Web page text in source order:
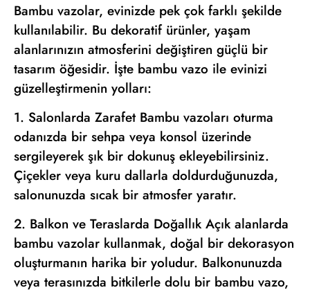
Bambu vazolar, evinizde pek çok farklı şekilde
kullanılabilir. Bu dekoratif ürünler, yaşam
alanlarınızın atmosferini değiştiren güçlü bir
tasarım öğesidir. İşte bambu vazo ile evinizi
güzelleştirmenin yolları:
1. Salonlarda Zarafet Bambu vazoları oturma
odanızda bir sehpa veya konsol üzerinde
sergileyerek şık bir dokunuş ekleyebilirsiniz.
Çiçekler veya kuru dallarla doldurduğunuzda,
salonunuzda sıcak bir atmosfer yaratır.
2. Balkon ve Teraslarda Doğallık Açık alanlarda
bambu vazolar kullanmak, doğal bir dekorasyon
oluşturmanın harika bir yoludur. Balkonunuzda
veya terasınızda bitkilerle dolu bir bambu vazo,